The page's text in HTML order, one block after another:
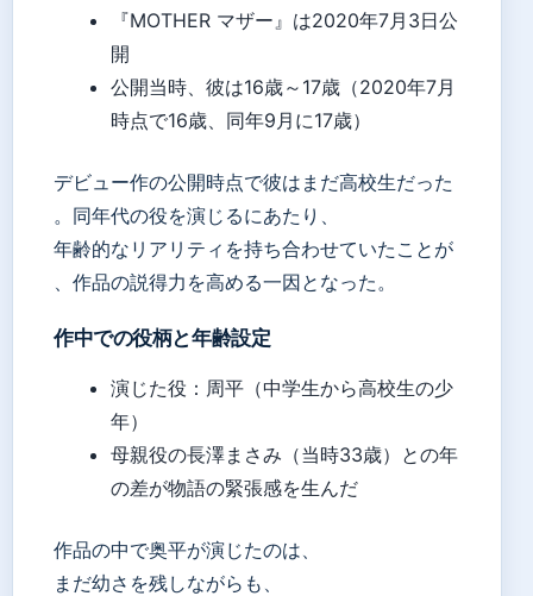
『MOTHER マザー』は2020年7月3日公
開
公開当時、彼は16歳～17歳（2020年7月
時点で16歳、同年9月に17歳）
デビュー作の公開時点で彼はまだ高校生だった
。同年代の役を演じるにあたり、
年齢的なリアリティを持ち合わせていたことが
、作品の説得力を高める一因となった。
作中での役柄と年齢設定
演じた役：周平（中学生から高校生の少
年）
母親役の長澤まさみ（当時33歳）との年
の差が物語の緊張感を生んだ
作品の中で奥平が演じたのは、
まだ幼さを残しながらも、